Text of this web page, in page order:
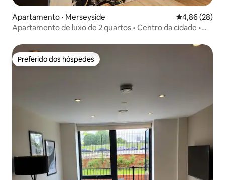
Apartamento ⋅ Merseyside 4,86 de uma
4,86 (28)
Apartamento de luxo de 2 quartos • Centro da cidade •
Preferido dos hóspedes
Preferido dos hóspedes